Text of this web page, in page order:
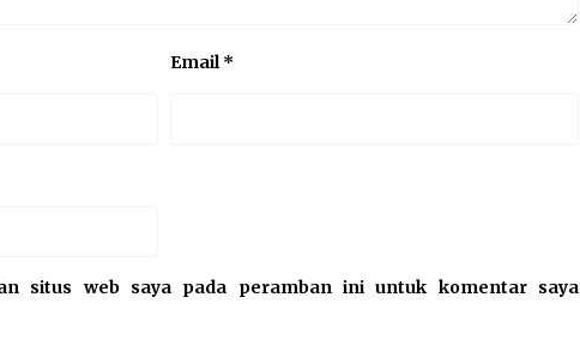
Email*
situs web saya pada peramban ini untuk komentar saya